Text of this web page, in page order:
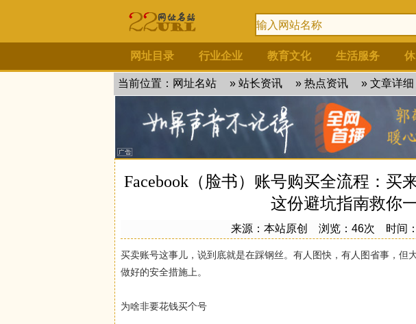
网址目录 行业企业 教育文化 生活服务
当前位置： 网址名站 » 站长资讯 » 热点资讯 » 文章详细
Facebook（脸书）账号购买全流程：买
这份避坑指南救你
来源：本站原创 浏览：46次 时间
买卖账号这事儿，说到底就是在踩钢丝。有人图快，有人图省事，但
做好的安全措施上。
为啥非要花钱买个号